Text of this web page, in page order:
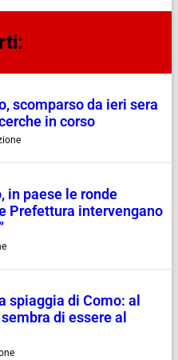
scomparso da ieri sera
in corso
in paese le ronde
Prefettura intervengano
spiaggia di Como: al
di essere al